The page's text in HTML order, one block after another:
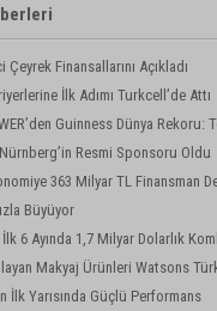
Çeyrek Finansallarını Açıkladı
İlk Adımı Turkcell’de Attı
Guinness Dünya Rekoru:
Resmi Sponsoru Oldu
363 Milyar TL Finansman
Büyüyor
6 Ayında 1,7 Milyar Dolarlık
Makyaj Ürünleri Watsons
İlk Yarısında Güçlü Performans